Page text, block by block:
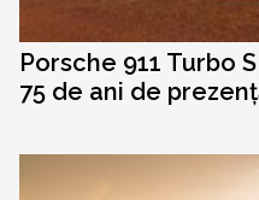
Porsche 911 Turbo
75 de ani de